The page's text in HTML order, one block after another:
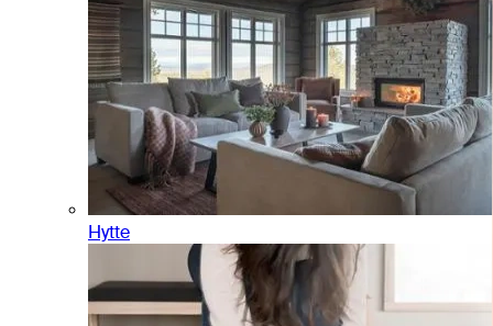
Hytte